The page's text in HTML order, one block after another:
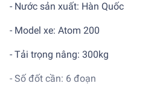
- Nước sản xuất: Hàn Quốc
- Model xe: Atom 200
- Tải trọng nâng: 300kg
- Số đốt cần: 6 đoạn